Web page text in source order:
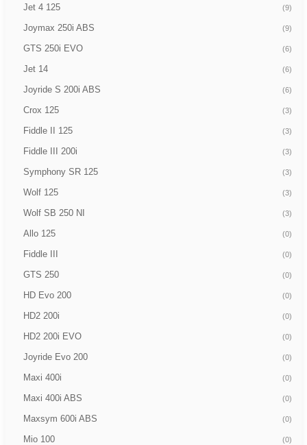
Jet 4 125 (9)
Joymax 250i ABS (9)
GTS 250i EVO (6)
Jet 14 (6)
Joyride S 200i ABS (6)
Crox 125 (3)
Fiddle II 125 (3)
Fiddle III 200i (3)
Symphony SR 125 (3)
Wolf 125 (3)
Wolf SB 250 NI (3)
Allo 125 (0)
Fiddle III (0)
GTS 250 (0)
HD Evo 200 (0)
HD2 200i (0)
HD2 200i EVO (0)
Joyride Evo 200 (0)
Maxi 400i (0)
Maxi 400i ABS (0)
Maxsym 600i ABS (0)
Mio 100 (0)